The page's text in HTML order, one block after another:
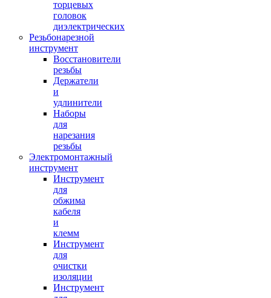
торцевых
головок
диэлектрических
Резьбонарезной
инструмент
Восстановители
резьбы
Держатели
и
удлинители
Наборы
для
нарезания
резьбы
Электромонтажный
инструмент
Инструмент
для
обжима
кабеля
и
клемм
Инструмент
для
очистки
изоляции
Инструмент